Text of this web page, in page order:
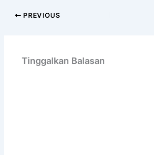
PREVIOUS
Tinggalkan Balasan